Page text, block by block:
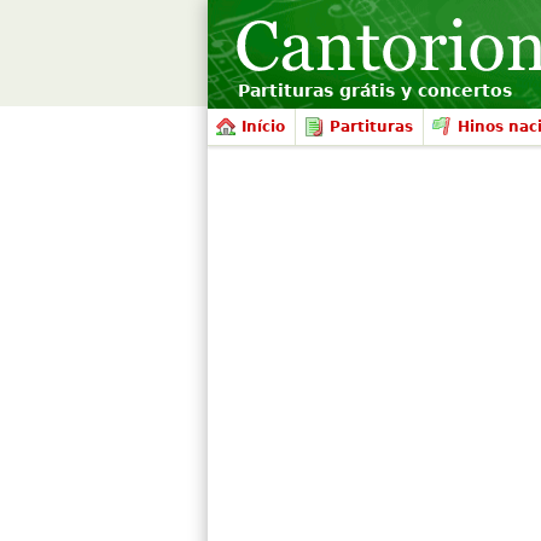
Partituras grátis y concertos
Início Partituras Hinos